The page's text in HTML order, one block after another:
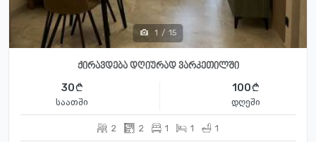
1 / 15
ქირავდება დღიურად ვარკეთილში
30
საათში
100
დღეში
2 2 1 1 1